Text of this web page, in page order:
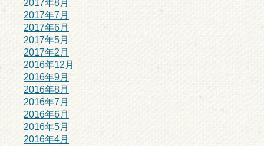
2017年8月
2017年7月
2017年6月
2017年5月
2017年2月
2016年12月
2016年9月
2016年8月
2016年7月
2016年6月
2016年5月
2016年4月